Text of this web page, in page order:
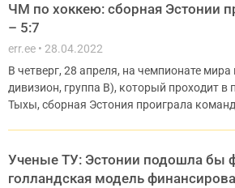
ЧМ по хоккею: сборная Эстонии
– 5:7
err.ee
28.04.2022
В четверг, 28 апреля, на чемпионате
дивизион, группа В), который проходит в
Тыхы, сборная Эстония проиграла
Ученые ТУ: Эстонии подошла бы
голландская модель